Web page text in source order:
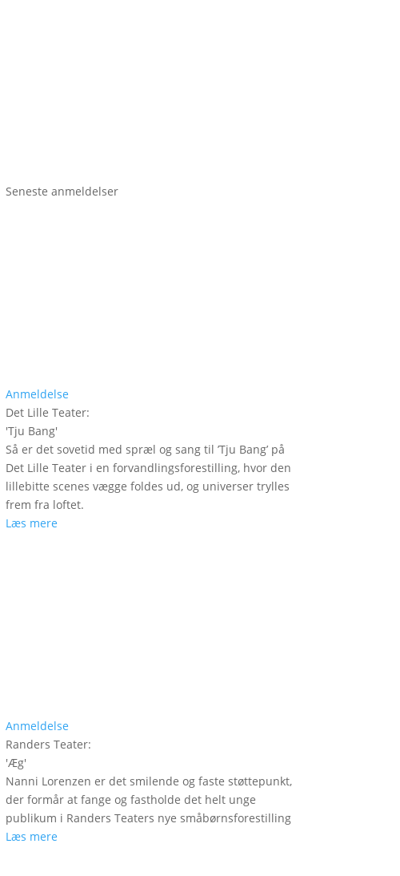
Seneste anmeldelser
Anmeldelse
Det Lille Teater:
'Tju Bang'
Så er det sovetid med spræl og sang til ’Tju Bang’ på
Det Lille Teater i en forvandlingsforestilling, hvor den
lillebitte scenes vægge foldes ud, og universer trylles
frem fra loftet.
Læs mere
Anmeldelse
Randers Teater:
'Æg'
Nanni Lorenzen er det smilende og faste støttepunkt,
der formår at fange og fastholde det helt unge
publikum i Randers Teaters nye småbørnsforestilling
Læs mere